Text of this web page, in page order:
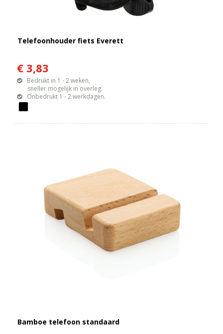
Telefoonhouder fiets Everett
€ 3,83
Bedrukt in 1 - 2 weken,
sneller mogelijk in overleg.
Onbedrukt 1 - 2 werkdagen.
Bamboe telefoon standaard